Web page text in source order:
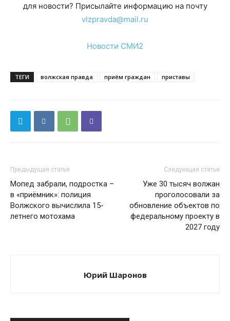
для новости? Присылайте информацию на почту
vlzpravda@mail.ru
Новости СМИ2
ТЕГИ волжская правда приём граждан приставы
Предыдущая статья
Мопед забрали, подростка –
в «приёмник»: полиция
Волжского вычислила 15-
летнего мотохама
Следующая статья
Уже 30 тысяч волжан
проголосовали за
обновление объектов по
федеральному проекту в
2027 году
Юрий Шаронов